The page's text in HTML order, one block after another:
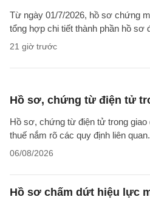
Từ ngày 01/7/2026, hồ sơ chứng
tổng hợp chi tiết thành phần hồ
21 giờ trước
Hồ sơ, chứng từ điện tử
Hồ sơ, chứng từ điện tử trong
thuế nắm rõ các quy định liên quan.
06/08/2026
Hồ sơ chấm dứt hiệu lực